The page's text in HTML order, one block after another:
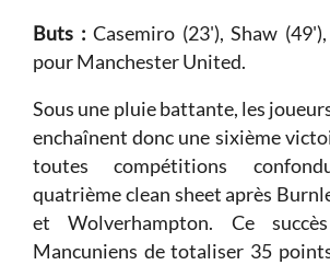
Buts : Casemiro (23'), Shaw
pour Manchester United.
Sous une pluie battante, les
enchaînent donc une sixième
toutes compétitions
quatrième clean sheet après
et Wolverhampton. Ce
Mancuniens de totaliser 35